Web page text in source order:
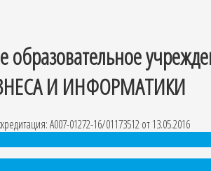
образовательное
И ИНФОРМАТИКИ
A007-01272-16/01173512 от 13.05.2016